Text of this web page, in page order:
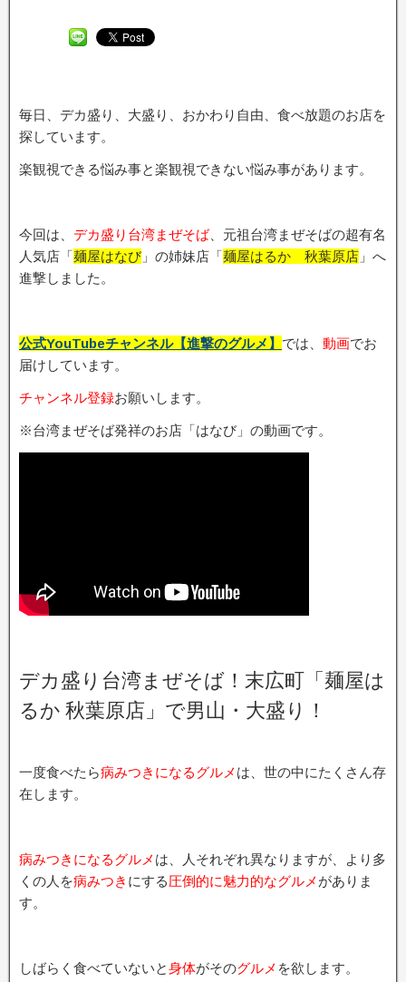
毎日、デカ盛り、大盛り、おかわり自由、食べ放題のお店を
探しています。
楽観視できる悩み事と楽観視できない悩み事があります。
今回は、 デカ盛り台湾まぜそば、元祖台湾まぜそばの超有名
人気店「麺屋はなび 」の姉妹店「麺屋はるか 秋葉原店 」へ
進撃しました。
公式YouTubeチャンネル【進撃のグルメ】 では、 動画でお
届けしています。
チャンネル登録お願いします。
※台湾まぜそば発祥のお店「はなび」の動画です。
デカ盛り台湾まぜそば！末広町「麺屋は
るか 秋葉原店」で男山・大盛り！
一度食べたら病みつきになるグルメ は、世の中にたくさん存
在します。
病みつきになるグルメ は、人それぞれ異なりますが、より多
くの人を病みつき にする圧倒的に魅力的なグルメ がありま
す。
しばらく食べていないと身体がそのグルメ を欲します。